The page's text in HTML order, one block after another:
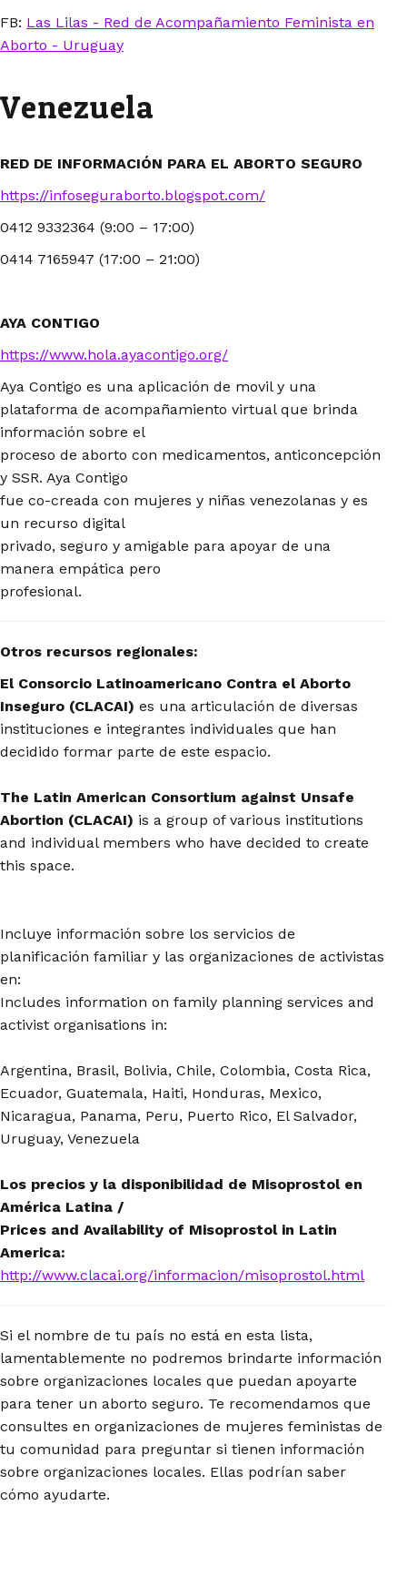
FB: Las Lilas - Red de Acompañamiento Feminista en
Aborto - Uruguay
Venezuela
RED DE INFORMACIÓN PARA EL ABORTO SEGURO
https://infoseguraborto.blogspot.com/
0412 9332364 (9:00 – 17:00)
0414 7165947 (17:00 – 21:00)
AYA CONTIGO
https://www.hola.ayacontigo.org/
Aya Contigo es una aplicación de movil y una
plataforma de acompañamiento virtual que brinda
información sobre el
proceso de aborto con medicamentos, anticoncepción
y SSR. Aya Contigo
fue co-creada con mujeres y niñas venezolanas y es
un recurso digital
privado, seguro y amigable para apoyar de una
manera empática pero
profesional.
Otros recursos regionales:
El Consorcio Latinoamericano Contra el Aborto
Inseguro (CLACAI) es una articulación de diversas
instituciones e integrantes individuales que han
decidido formar parte de este espacio.
The Latin American Consortium against Unsafe
Abortion (CLACAI) is a group of various institutions
and individual members who have decided to create
this space.
Incluye información sobre los servicios de
planificación familiar y las organizaciones de activistas
en:
Includes information on family planning services and
activist organisations in:
Argentina, Brasil, Bolivia, Chile, Colombia, Costa Rica,
Ecuador, Guatemala, Haiti, Honduras, Mexico,
Nicaragua, Panama, Peru, Puerto Rico, El Salvador,
Uruguay, Venezuela
Los precios y la disponibilidad de Misoprostol en
América Latina /
Prices and Availability of Misoprostol in Latin
America:
http://www.clacai.org/informacion/misoprostol.html
Si el nombre de tu país no está en esta lista,
lamentablemente no podremos brindarte información
sobre organizaciones locales que puedan apoyarte
para tener un aborto seguro. Te recomendamos que
consultes en organizaciones de mujeres feministas de
tu comunidad para preguntar si tienen información
sobre organizaciones locales. Ellas podrían saber
cómo ayudarte.